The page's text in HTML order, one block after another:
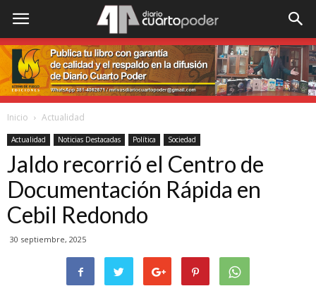
Inicio Actualidad
Actualidad Noticias Destacadas Política Sociedad
Jaldo recorrió el Centro de
Documentación Rápida en
Cebil Redondo
30 septiembre, 2025